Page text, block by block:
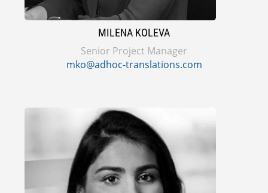
MILENA KOLEVA
Senior Project Manager
mko@adhoc-translations.com